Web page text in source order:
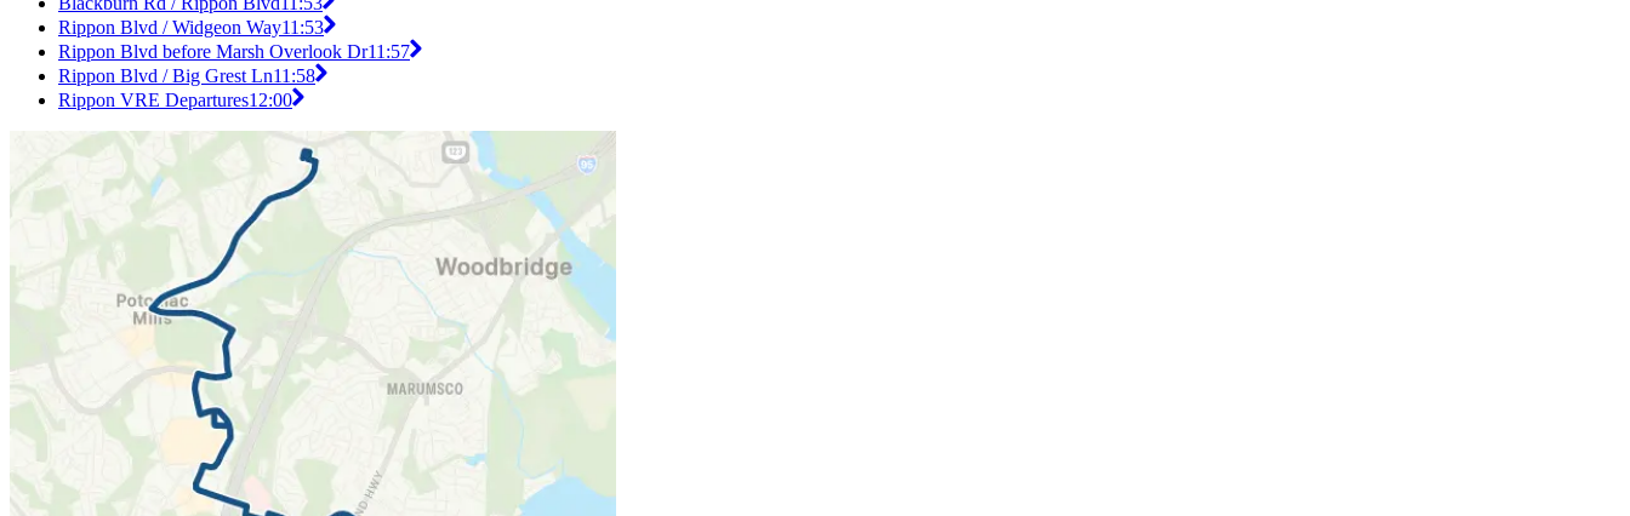
Rippon Blvd / Widgeon Way11:53
Rippon Blvd before Marsh Overlook Dr11:57
Rippon Blvd / Big Grest Ln11:58
Rippon VRE Departures12:00